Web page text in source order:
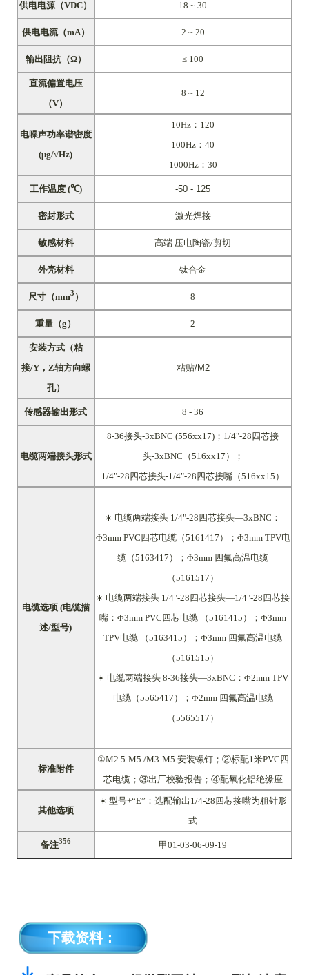
供电电源（VDC） 18 ~ 30
供电电流（mA） 2 ~ 20
输出阻抗（Ω） ≤ 100
直流偏置电压
（V）
8 ~ 12
电噪声功率谱密度
(μg/√Hz)
10Hz：120
100Hz：40
1000Hz：30
工作温度 (℃) -50 - 125
密封形式 激光焊接
敏感材料 高端 压电陶瓷/剪切
外壳材料 钛合金
尺寸（mm3 ） 8
重量 （g ） 2
安装方式（粘
接/Y，Z轴方向螺
孔）
粘贴/M2
传感器输出形式 8 - 36
电缆两端接头形式
8-36接头-3xBNC (556xx17)；1/4"-28四芯接
头-3xBNC（516xx17）；
1/4"-28四芯接头-1/4"-28四芯接嘴（516xx15）
电缆选项(电缆描
述/型号)
∗ 电缆两端接头 1/4"-28四芯接头—3xBNC：
Φ3mm PVC四芯电缆（5161417）；Φ3mm TPV电
缆（5163417）；Φ3mm 四氟高温电缆
（5161517）
∗ 电缆两端接头 1/4"-28四芯接头—1/4"-28四芯接
嘴：Φ3mm PVC四芯电缆 （5161415）；Φ3mm
TPV电缆 （5163415）；Φ3mm 四氟高温电缆
（5161515）
∗ 电缆两端接头 8-36接头—3xBNC：Φ2mm TPV
电缆（5565417）；Φ2mm 四氟高温电缆
（5565517）
标准附件
①M2.5-M5 /M3-M5 安装螺钉；②标配1米PVC四
芯电缆；③出厂校验报告；④配氧化铝绝缘座
其他选项
∗ 型号+“E”：选配输出1/4-28四芯接嘴为粗针形
式
备注356 甲01-03-06-09-19
下载资料：